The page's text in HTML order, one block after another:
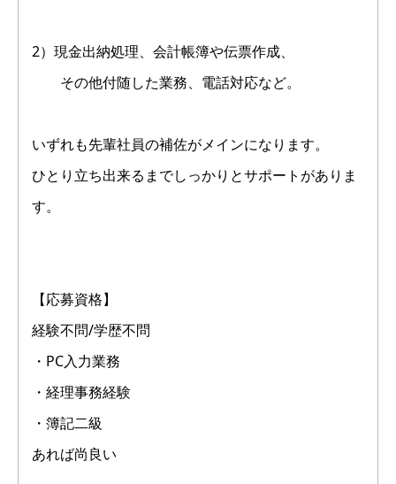
2）現金出納処理、会計帳簿や伝票作成、
その他付随した業務、電話対応など。
いずれも先輩社員の補佐がメインになります。
ひとり立ち出来るまでしっかりとサポートがありま
す。
【応募資格】
経験不問/学歴不問
・PC入力業務
・経理事務経験
・簿記二級
あれば尚良い